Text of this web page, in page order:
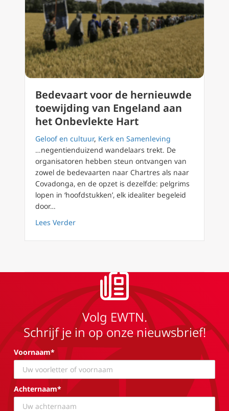
Bedevaart voor de hernieuwde
toewijding van Engeland aan
het Onbevlekte Hart
Geloof en cultuur, Kerk en Samenleving
…negentienduizend wandelaars trekt. De
organisatoren hebben steun ontvangen van
zowel de bedevaarten naar Chartres als naar
Covadonga, en de opzet is dezelfde: pelgrims
lopen in ‘hoofdstukken’, elk idealiter begeleid
door…
Lees Verderabout Bedevaart voor de hernieuwde
Volg EWTN.
Schrijf je in op onze nieuwsbrief!
Voornaam*
Achternaam*